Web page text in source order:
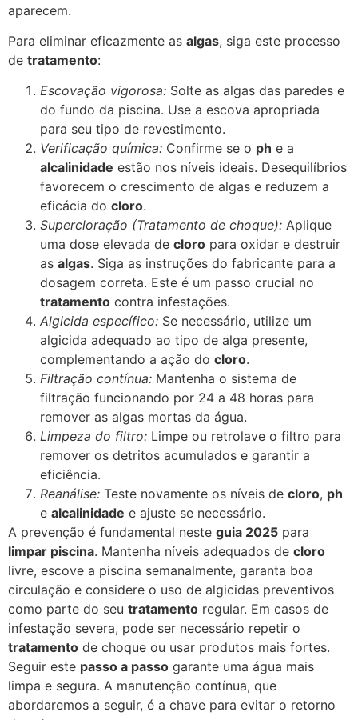
aparecem.
Para eliminar eficazmente as algas, siga este processo
de tratamento:
Escovação vigorosa: Solte as algas das paredes e
do fundo da piscina. Use a escova apropriada
para seu tipo de revestimento.
Verificação química: Confirme se o ph e a
alcalinidade estão nos níveis ideais. Desequilíbrios
favorecem o crescimento de algas e reduzem a
eficácia do cloro.
Supercloração (Tratamento de choque): Aplique
uma dose elevada de cloro para oxidar e destruir
as algas. Siga as instruções do fabricante para a
dosagem correta. Este é um passo crucial no
tratamento contra infestações.
Algicida específico: Se necessário, utilize um
algicida adequado ao tipo de alga presente,
complementando a ação do cloro.
Filtração contínua: Mantenha o sistema de
filtração funcionando por 24 a 48 horas para
remover as algas mortas da água.
Limpeza do filtro: Limpe ou retrolave o filtro para
remover os detritos acumulados e garantir a
eficiência.
Reanálise: Teste novamente os níveis de cloro, ph
e alcalinidade e ajuste se necessário.
A prevenção é fundamental neste guia 2025 para
limpar piscina. Mantenha níveis adequados de cloro
livre, escove a piscina semanalmente, garanta boa
circulação e considere o uso de algicidas preventivos
como parte do seu tratamento regular. Em casos de
infestação severa, pode ser necessário repetir o
tratamento de choque ou usar produtos mais fortes.
Seguir este passo a passo garante uma água mais
limpa e segura. A manutenção contínua, que
abordaremos a seguir, é a chave para evitar o retorno